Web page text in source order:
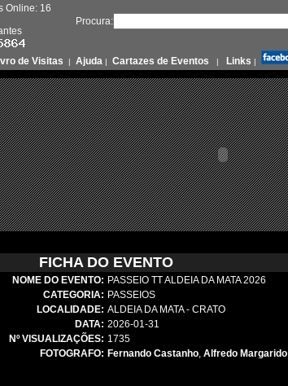
Online: 16
Procura:
de Visitas | Ajuda | Cartazes de Eventos | Links |
FICHA DO EVENTO
NOME DO EVENTO: PASSEIO TT ALDEIA DA MATA 2026
CATEGORIA: PASSEIOS
LOCALIDADE: ALDEIA DA MATA - CRATO
DATA: 2026-01-31
Nº VISUALIZAÇÕES: 1735
FOTOGRAFO: Fernando Castanho, Alfredo Margarido